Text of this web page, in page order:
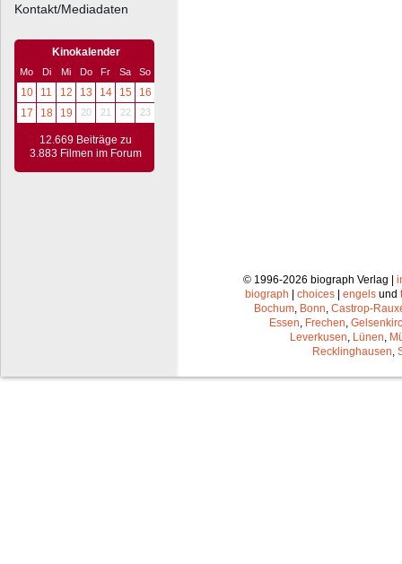
Kontakt/Mediadaten
Kinokalender
Mo Di Mi Do Fr Sa So
10 11 12 13 14 15
16
17
18 19 20 21 22 23
12.669 Beiträge zu
3.883 Filmen im Forum
© 1996-2026 biograph Verlag |
biograph
choices engels und
Bochum, Bonn, Castrop-
Essen, Frechen,
Leverkusen, Lünen,
Recklinghausen,